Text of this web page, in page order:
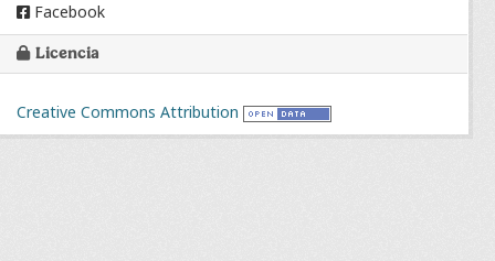
Facebook
Licencia
Creative Commons Attribution